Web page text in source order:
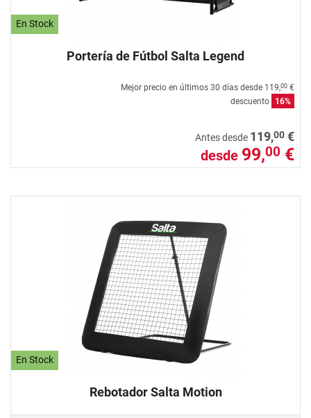
En Stock
Portería de Fútbol Salta Legend
Mejor precio en últimos 30 días desde 119,00 €
descuento
16%
Antes desde 119,00 €
desde 99,00 €
En Stock
Rebotador Salta Motion